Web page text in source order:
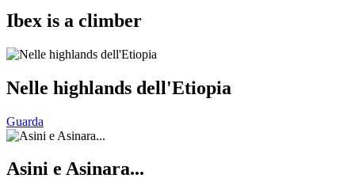
Ibex is a climber
Nelle highlands dell'Etiopia
Guarda
Asini e Asinara...